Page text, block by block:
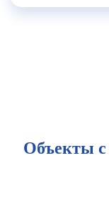
Объекты